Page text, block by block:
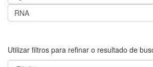
Utilizar filtros para refinar o resultado de